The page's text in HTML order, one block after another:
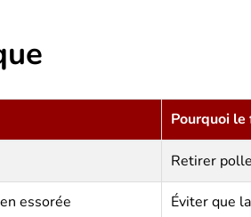
Pourquoi
Retirer
essorée Éviter que